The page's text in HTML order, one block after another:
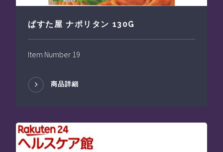
ぱすた屋 ナポリタン 130G
Item Number 19
商品詳細